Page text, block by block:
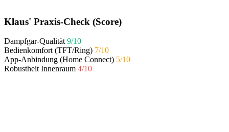
Klaus' Praxis-Check (Score)
Dampfgar-Qualität 9/10
Bedienkomfort (TFT/Ring) 7/10
App-Anbindung (Home Connect) 5/10
Robustheit Innenraum 4/10